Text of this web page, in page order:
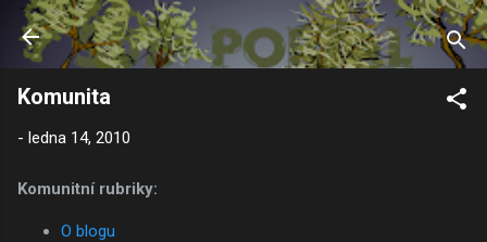
Přeskočit na hlavní obsah
Komunita
- ledna 14, 2010
Komunitní rubriky:
O blogu